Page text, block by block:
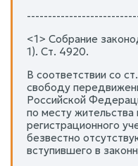
<1> Собрание
1). Ст. 4920.
В соответствии со
свободу
Российской
по месту
регистрационного
безвестно
вступившего в